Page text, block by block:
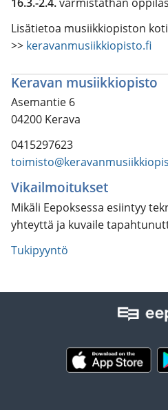
Lisätietoa musiikkiopiston
>> keravanmusiikkiopisto.fi
Keravan musiikkiopisto
Asemantie 6
04200 Kerava
0415297623
Vikailmoitukset
Mikäli Eepoksessa esiintyy
yhteyttä ja kuvaile
Tukipyyntö